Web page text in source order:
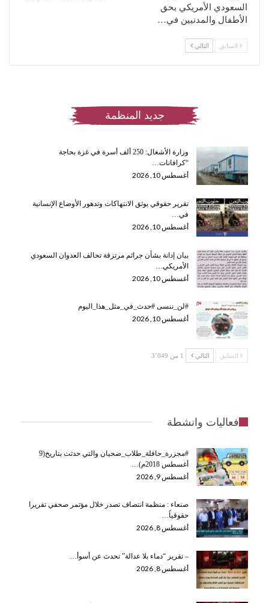
السعودي الأمريكي بحق
الأطفال والمدنيين في…
السابق التالي
جديد المنظمة
وزارة الأشغال: 250 ألف أسرة في غزة بحاجة
“كرافانات…
أغسطس 10, 2026
تقرير حقوقي يوثق الانتهاكات وتدهور الأوضاع الإنسانية
في…
أغسطس 10, 2026
بيان إدانة بشأن جرائم مرتزقة تحالف العدوان السعودي
الأمريكي…
أغسطس 10, 2026
#لن_ننسى #حدث_في_مثل_هذا_اليوم
أغسطس 10, 2026
السابق التالي 1 من 3٬049
فعاليات وانشطة
#مجزرة_حافلة_طلاب_ضحيان والتي حدثت بتاريخ(9
أغسطس 2018م)…
أغسطس 9, 2026
صنعاء : منظمة انتصاف تصدر خلال مؤتمر صحفي تقريرا
حقوقياً…
أغسطس 8, 2026
– تقرير “دماء بلا عدالة” تحدث عن أسوأ…
أغسطس 8, 2026